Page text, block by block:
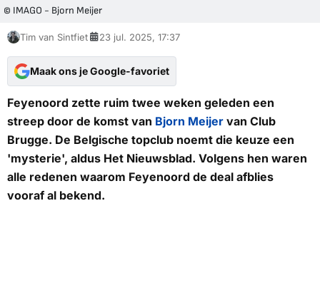
© IMAGO - Bjorn Meijer
Tim van Sintfiet 23 jul. 2025, 17:37
Maak ons je Google-favoriet
Feyenoord zette ruim twee weken geleden een
streep door de komst van Bjorn Meijer van Club
Brugge. De Belgische topclub noemt die keuze een
'mysterie', aldus Het Nieuwsblad. Volgens hen waren
alle redenen waarom Feyenoord de deal afblies
vooraf al bekend.